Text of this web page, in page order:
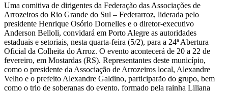
Uma comitiva de dirigentes da Federação das Associações de
Arrozeiros do Rio Grande do Sul – Federarroz, liderada pelo
presidente Henrique Osório Dornelles e o diretor-executivo
Anderson Belloli, convidará em Porto Alegre as autoridades
estaduais e setoriais, nesta quarta-feira (5/2), para a 24ª Abertura
Oficial da Colheita do Arroz. O evento acontecerá de 20 a 22 de
fevereiro, em Mostardas (RS). Representantes deste município,
como o presidente da Associação de Arrozeiros local, Alexandre
Velho e o prefeito Alexandre Galdino, participarão do grupo, bem
como o trio de soberanas do evento, formado pela rainha Liliana